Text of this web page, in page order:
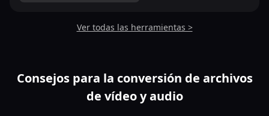
Ver todas las herramientas >
Consejos para la conversión de archivos
de vídeo y audio